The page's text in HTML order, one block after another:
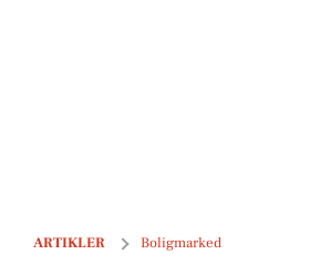
ARTIKLER Boligmarked
Tvangsauktion: Villa på Stengårdvej 2 i